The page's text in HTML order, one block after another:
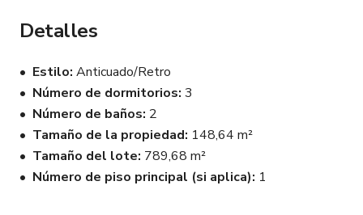
superficies han sido limpiadas antibacterianamente cada
semana! :)
Detalles
Estilo Anticuado/Retro
Número de dormitorios 3
Número de baños 2
Tamaño de la propiedad 148,64 m²
Tamaño del lote 789,68 m²
Número de piso principal (si aplica) 1